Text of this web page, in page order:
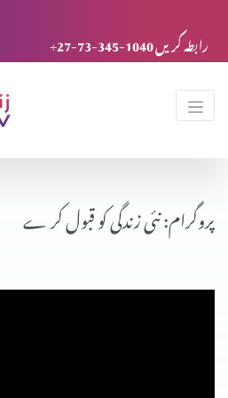
+27-73-345-1040 رابطہ کریں
پروگرام: نئی زندگی کو قبول کر ے